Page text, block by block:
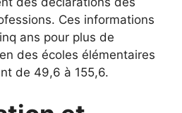
Ces informations
ans pour plus de
des écoles élémentaires
de 49,6 à 155,6.